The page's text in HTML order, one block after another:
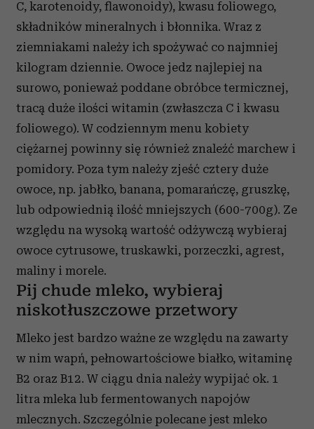
C, karotenoidy, flawonoidy), kwasu foliowego,
składników mineralnych i błonnika. Wraz z
ziemniakami należy ich spożywać co najmniej
kilogram dziennie. Owoce jedz najlepiej na
surowo, ponieważ poddane obróbce termicznej,
tracą duże ilości witamin (zwłaszcza C i kwasu
foliowego). W codziennym menu kobiety
ciężarnej powinny się również znaleźć marchew i
pomidory. Poza tym należy zjeść cztery duże
owoce, np. jabłko, banana, pomarańczę, gruszkę,
lub odpowiednią ilość mniejszych (600-700g). Ze
względu na wysoką wartość odżywczą wybieraj
owoce cytrusowe, truskawki, porzeczki, agrest,
maliny i morele.
Pij chude mleko, wybieraj
niskotłuszczowe przetwory
Mleko jest bardzo ważne ze względu na zawarty
w nim wapń, pełnowartościowe białko, witaminę
B2 oraz B12. W ciągu dnia należy wypijać ok. 1
litra mleka lub fermentowanych napojów
mlecznych. Szczególnie polecane jest mleko